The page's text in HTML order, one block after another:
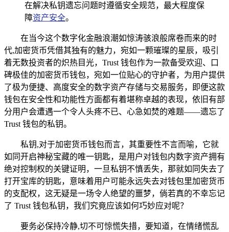
在解决私钥遗忘问题时遵循安全规范，最大程度保
障资产安全。
在当今这个数字化金融浪潮如惊涛骇浪般席卷而来的时
代,加密货币凭借其独有的魅力，宛如一颗璀璨的星辰，吸引
着无数投资者的炽热目光，Trust 钱包作为一款备受欢迎、口
碑极佳的加密货币钱包，宛如一位贴心的守护者，为用户提供
了极为便捷、高度安全的数字资产存储与交易服务，即便这款
钱包在安全性和功能性方面都有着堪称卓越的表现，依旧有部
分用户会遭遇一个令人头疼不已、心急如焚的难题——遗忘了
Trust 钱包的私钥。
私钥,对于加密货币钱包而言，其重要性不言而喻，它就
如同开启神秘宝藏的唯一钥匙，是用户对钱包内数字资产拥有
绝对控制权的关键证明，一旦私钥不慎丢失，那就如同失去了
打开宝库的钥匙，意味着用户可能永远失去对钱包里加密货币
的支配权，这无疑是一场令人绝望的噩梦，倘若真的不幸忘记
了 Trust 钱包私钥，我们究竟应该如何巧妙应对呢？
要务必保持冷静,切不可惊慌失措，要知道，在情绪慌乱